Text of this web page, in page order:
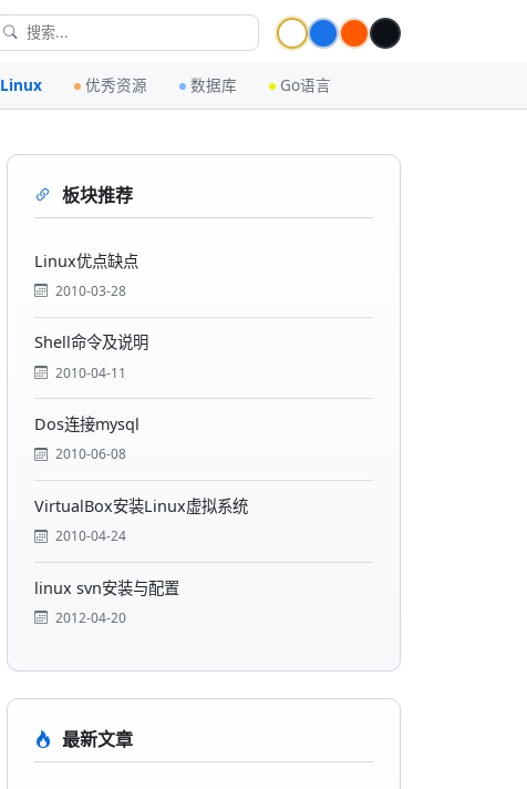
Linux 优秀资源 数据库 Go语言
板块推荐
Linux优点缺点
2010-03-28
Shell命令及说明
2010-04-11
Dos连接mysql
2010-06-08
VirtualBox安装Linux虚拟系统
2010-04-24
linux svn安装与配置
2012-04-20
最新文章